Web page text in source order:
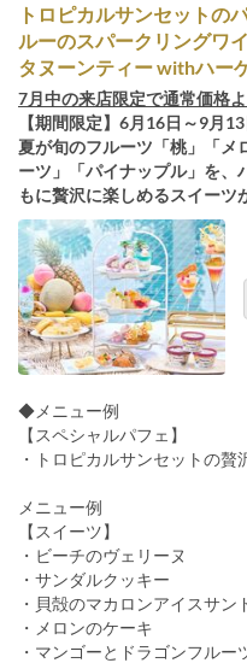
トロピカルサンセットの
ルーのスパークリングワ
タヌーンティー withハー
7月中の来店限定で通常価格よ
【期間限定】6月16日～9月13
夏が旬のフルーツ「桃」「メ
ーツ」「パイナップル」を、
もに贅沢に楽しめるスイーツ
◆メニュー例
【スペシャルパフェ】
・トロピカルサンセットの
メニュー例
【スイーツ】
・ビーチのヴェリーヌ
・サンダルクッキー
・貝殻のマカロンアイスサン
・メロンのケーキ
・マンゴーとドラゴンフル